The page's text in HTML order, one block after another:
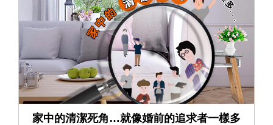
家中的清潔死角…就像婚前的追求者一樣多